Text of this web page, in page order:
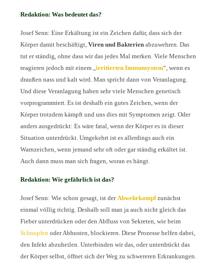
Redaktion: Was bedeutet das?
Josef Senn: Eine Erkältung ist ein Zeichen dafür, dass sich der
Körper damit beschäftigt, Viren und Bakterienabzuwehren. Das
tut er ständig, ohne dass wir das jedes Mal merken. Viele Menschen
reagieren jedoch mit einem „ irritierten Immunsystem“, wenn es
draußen nass und kalt wird. Man spricht dann von Veranlagung.
Und diese Veranlagung haben sehr viele Menschen genetisch
vorprogrammiert. Es ist deshalb ein gutes Zeichen, wenn der
Körper trotzdem kämpft und uns dies mit Symptomen zeigt. Oder
anders ausgedrückt: Es wäre fatal, wenn der Körper es in dieser
Situation unterdrückt. Umgekehrt ist es allerdings auch ein
Warnzeichen, wenn jemand sehr oft oder gar ständig erkältet ist.
Auch dann muss man sich fragen, woran es hängt.
Redaktion: Wie gefährlich ist das?
Josef Senn: Wie schon gesagt, ist der Abwehrkampfzunächst
einmal völlig richtig. Deshalb soll man ja auch nicht gleich das
Fieber unterdrücken oder den Abfluss von Sekreten, wie beim
Schnupfen oder Abhusten, blockieren. Diese Prozesse helfen dabei,
den Infekt abzuheilen. Unterbinden wir das, oder unterdrückt das
der Körper selbst, öffnet sich der Weg zu schwereren Erkrankungen.